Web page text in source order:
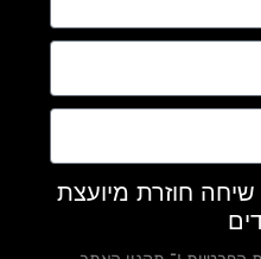
חוזרת מיועצת